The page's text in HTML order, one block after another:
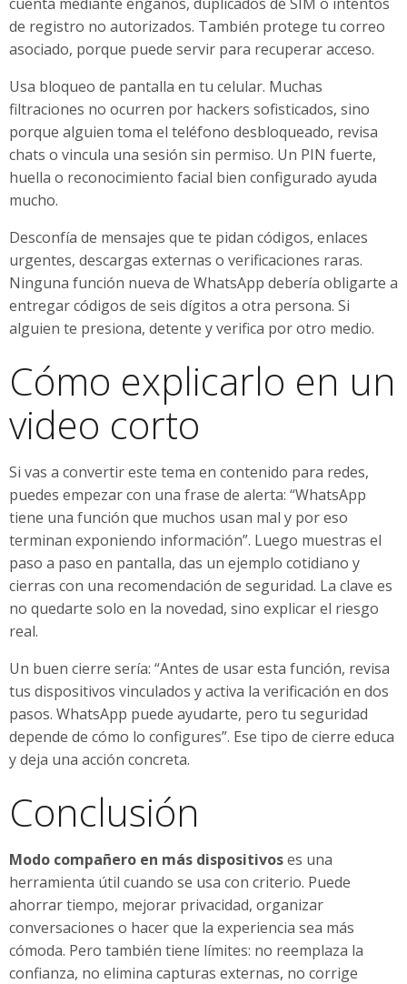
de registro no autorizados. También protege tu correo
asociado, porque puede servir para recuperar acceso.
Usa bloqueo de pantalla en tu celular. Muchas
filtraciones no ocurren por hackers sofisticados, sino
porque alguien toma el teléfono desbloqueado, revisa
chats o vincula una sesión sin permiso. Un PIN fuerte,
huella o reconocimiento facial bien configurado ayuda
mucho.
Desconfía de mensajes que te pidan códigos, enlaces
urgentes, descargas externas o verificaciones raras.
Ninguna función nueva de WhatsApp debería obligarte a
entregar códigos de seis dígitos a otra persona. Si
alguien te presiona, detente y verifica por otro medio.
Cómo explicarlo en un
video corto
Si vas a convertir este tema en contenido para redes,
puedes empezar con una frase de alerta: “WhatsApp
tiene una función que muchos usan mal y por eso
terminan exponiendo información”. Luego muestras el
paso a paso en pantalla, das un ejemplo cotidiano y
cierras con una recomendación de seguridad. La clave es
no quedarte solo en la novedad, sino explicar el riesgo
real.
Un buen cierre sería: “Antes de usar esta función, revisa
tus dispositivos vinculados y activa la verificación en dos
pasos. WhatsApp puede ayudarte, pero tu seguridad
depende de cómo lo configures”. Ese tipo de cierre educa
y deja una acción concreta.
Conclusión
Modo compañero en más dispositivoses una
herramienta útil cuando se usa con criterio. Puede
ahorrar tiempo, mejorar privacidad, organizar
conversaciones o hacer que la experiencia sea más
cómoda. Pero también tiene límites: no reemplaza la
confianza, no elimina capturas externas, no corrige